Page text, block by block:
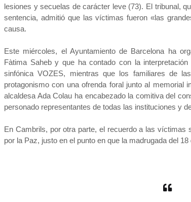
lesiones y secuelas de carácter leve (73). El tribunal,
sentencia, admitió que las víctimas fueron «las
causa.
Este miércoles, el Ayuntamiento de Barcelona ha
Fàtima Saheb y que ha contado con la
sinfónica VOZES, mientras que los familiares de
protagonismo con una ofrenda foral junto al memorial
alcaldesa Ada Colau ha encabezado la comitiva del
personado representantes de todas las instituciones y
En Cambrils, por otra parte, el recuerdo a las víctimas
por la Paz, justo en el punto en que la madrugada del